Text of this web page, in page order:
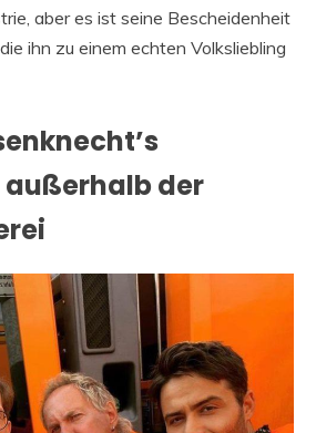
aber es ist seine Bescheidenheit
ihn zu einem echten Volksliebling
der